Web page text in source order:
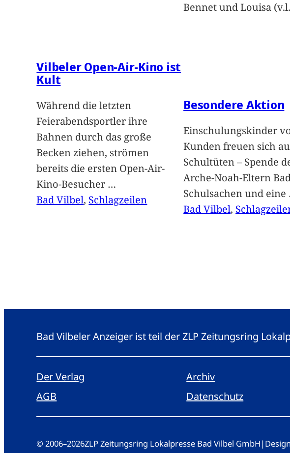
Vilbeler Open-Air-Kino ist
Kult
Während die letzten
Feierabendsportler ihre
Bahnen durch das große
Becken ziehen, strömen
bereits die ersten Open-Air-
Kino-Besucher …
Bad Vilbel, Schlagzeilen
Bennet und Louisa
Besondere Aktion
Einschulungskinder
Kunden freuen sich
Schultüten – Spende
Arche-Noah-Eltern
Schulsachen und eine
Bad Vilbel,
Bad Vilbeler Anzeiger ist teil der ZLP Zeitungsring
Der Verlag Archiv
AGB
Datenschutz
© 2006–2026ZLP Zeitungsring Lokalpresse Bad Vilbel GmbH |